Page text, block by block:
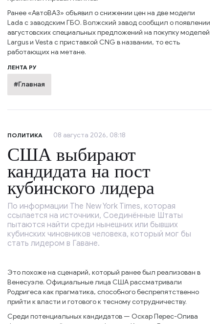
Ранее «АвтоВАЗ» объявил о снижении цен на две модели
Lada с заводским ГБО. Волжский завод сообщил о появлении
августовских специальных предложений на покупку моделей
Largus и Vesta с приставкой CNG в названии, то есть
работающих на метане.
ЛЕНТА РУ
#Главная
ПОЛИТИКА 08 августа 2026, 08:18
США выбирают
кандидата на пост
кубинского лидера
По информации The New York Times, которая
ссылается на источники, Соединённые Штаты
пытаются найти среди нынешних или бывших
кубинских чиновников человека, который мог бы
стать лидером в Гаване.
Это похоже на сценарий, который ранее был реализован в
Венесуэле. Официальные лица США рассматривали
Родригеса как прагматика, способного беспрепятственно
прийти к власти и готового к тесному сотрудничеству.
Среди потенциальных кандидатов — Оскар Перес-Олива